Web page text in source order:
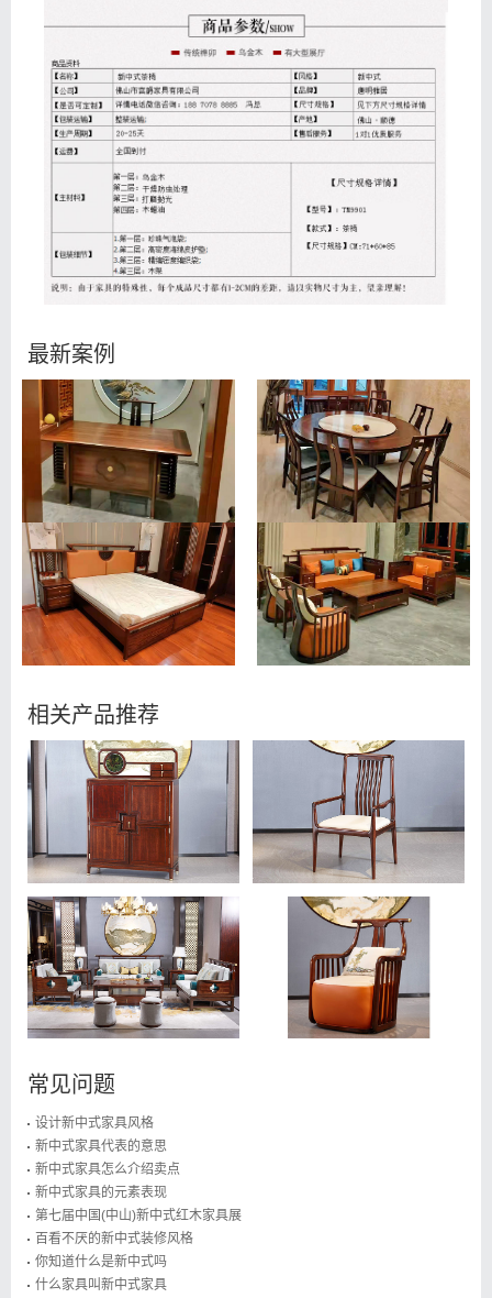
最新案例
相关产品推荐
常见问题
设计新中式家具风格
新中式家具代表的意思
新中式家具怎么介绍卖点
新中式家具的元素表现
第七届中国(中山)新中式红木家具展
百看不厌的新中式装修风格
你知道什么是新中式吗
什么家具叫新中式家具